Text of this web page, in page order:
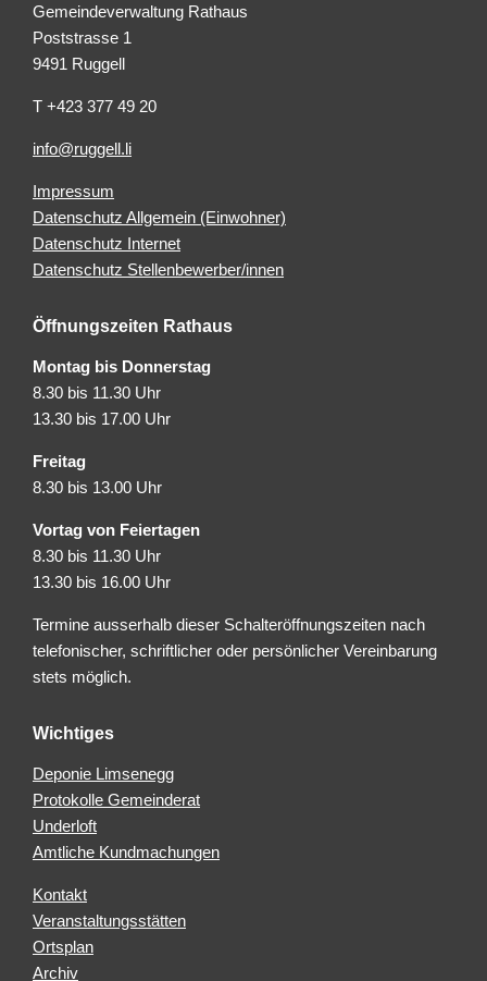
Gemeindeverwaltung Rathaus
Poststrasse 1
9491 Ruggell
T +423 377 49 20
info@ruggell.li
Impressum
Datenschutz Allgemein (Einwohner)
Datenschutz Internet
Datenschutz Stellenbewerber/innen
Öffnungszeiten Rathaus
Montag bis Donnerstag
8.30 bis 11.30 Uhr
13.30 bis 17.00 Uhr
Freitag
8.30 bis 13.00 Uhr
Vortag von Feiertagen
8.30 bis 11.30 Uhr
13.30 bis 16.00 Uhr
Termine ausserhalb dieser Schalteröffnungszeiten nach
telefonischer, schriftlicher oder persönlicher Vereinbarung
stets möglich.
Wichtiges
Deponie Limsenegg
Protokolle Gemeinderat
Underloft
Amtliche Kundmachungen
Kontakt
Veranstaltungsstätten
Ortsplan
Archiv